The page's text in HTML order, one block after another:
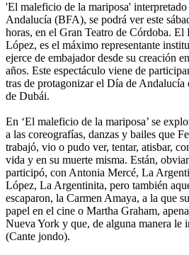
'El maleficio de la mariposa'
Andalucía (BFA), se podrá ver este
horas, en el Gran Teatro de Córdoba.
López, es el máximo representante
ejerce de embajador desde su creación
años. Este espectáculo viene de
tras de protagonizar el Día de
de Dubái.
En ‘El maleficio de la mariposa’ se
a las coreografías, danzas y bailes que
trabajó, vio o pudo ver, tentar, atisbar,
vida y en su muerte misma. Están,
participó, con Antonia Mercé, La
López, La Argentinita, pero también
escaparon, la Carmen Amaya, a la que
papel en el cine o Martha Graham,
Nueva York y que, de alguna manera le
(Cante jondo).